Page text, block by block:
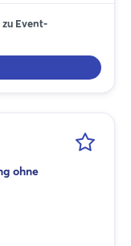
Event-
ohne